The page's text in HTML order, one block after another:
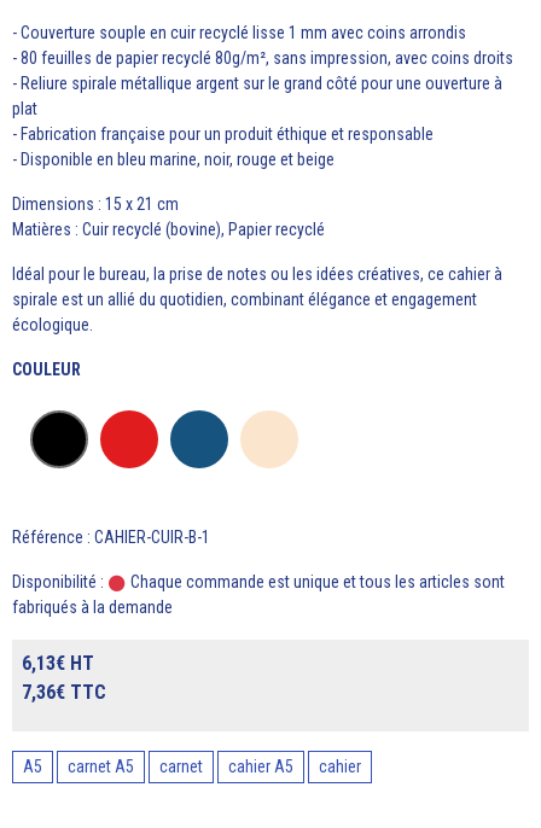
- Couverture souple en cuir recyclé lisse 1 mm avec coins arrondis
- 80 feuilles de papier recyclé 80g/m², sans impression, avec coins droits
- Reliure spirale métallique argent sur le grand côté pour une ouverture à
plat
- Fabrication française pour un produit éthique et responsable
- Disponible en bleu marine, noir, rouge et beige
Dimensions : 15 x 21 cm
Matières : Cuir recyclé (bovine), Papier recyclé
Idéal pour le bureau, la prise de notes ou les idées créatives, ce cahier à
spirale est un allié du quotidien, combinant élégance et engagement
écologique.
COULEUR
Référence : CAHIER-CUIR-B-1
Disponibilité :
Chaque commande est unique et tous les articles sont
fabriqués à la demande
6,13€ HT
7,36€ TTC
A5 carnet A5 carnet cahier A5 cahier